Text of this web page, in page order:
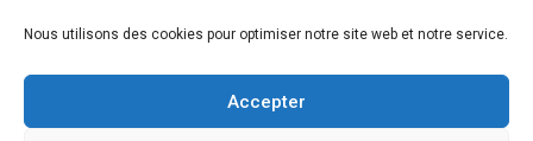
Nous utilisons des cookies pour optimiser notre site web et notre service.
Accepter